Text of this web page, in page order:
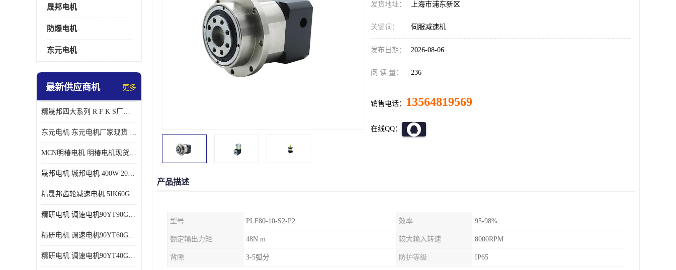
晟邦电机
防爆电机
东元电机
最新供应商机 更多
精晟邦四大系列 R F K S厂家现货 批发价格
东元电机 东元电机厂家现货 东元电机批发价格
MCN明椿电机 明椿电机现货 明椿电机批发价格
晟邦电机 城邦电机 400W 200W 库电机 德大库 臂电机
精晟邦齿轮减速电机 5IK60GU-CF/5IK60RGU-CF调速电机厂家现货批发价格
精研电机 调速电机90YT90GV22厂家现货批发价格
精研电机 调速电机90YT60GV22厂家现货批发价格
精研电机 调速电机90YT40GV22厂家现货批发价格
发货地址： 上海市浦东新区
关键词： 伺服减速机
发布日期： 2026-08-06
阅 读 量： 236
销售电话： 13564819569
在线QQ：
产品描述
型号 PLF80-10-S2-P2 效率 95-98%
额定输出力矩 48N.m 较大输入转速 8000RPM
背隙 3-5弧分 防护等级 IP65